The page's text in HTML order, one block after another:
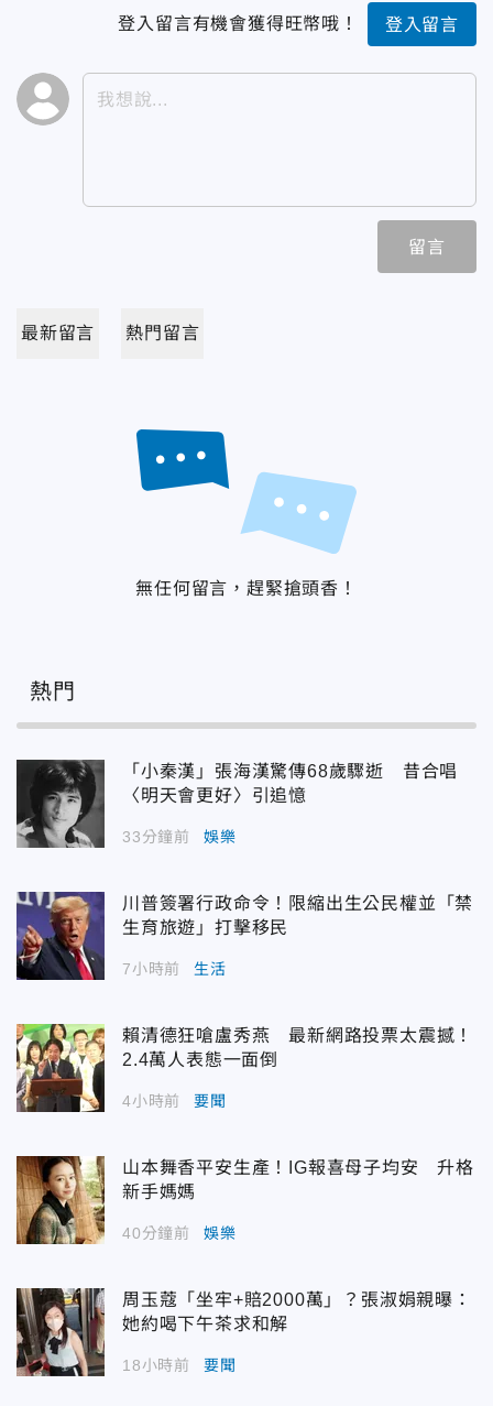
登入留言有機會獲得旺幣哦！ 登入留言
留言
最新留言 熱門留言
無任何留言，趕緊搶頭香！
熱門
「小秦漢」張海漢驚傳68歲驟逝 昔合唱
〈明天會更好〉引追憶
33分鐘前 娛樂
川普簽署行政命令！限縮出生公民權並「禁
生育旅遊」打擊移民
7小時前 生活
賴清德狂嗆盧秀燕 最新網路投票太震撼！
2.4萬人表態一面倒
4小時前 要聞
山本舞香平安生產！IG報喜母子均安 升格
新手媽媽
40分鐘前 娛樂
周玉蔻「坐牢+賠2000萬」？張淑娟親曝：
她約喝下午茶求和解
18小時前 要聞